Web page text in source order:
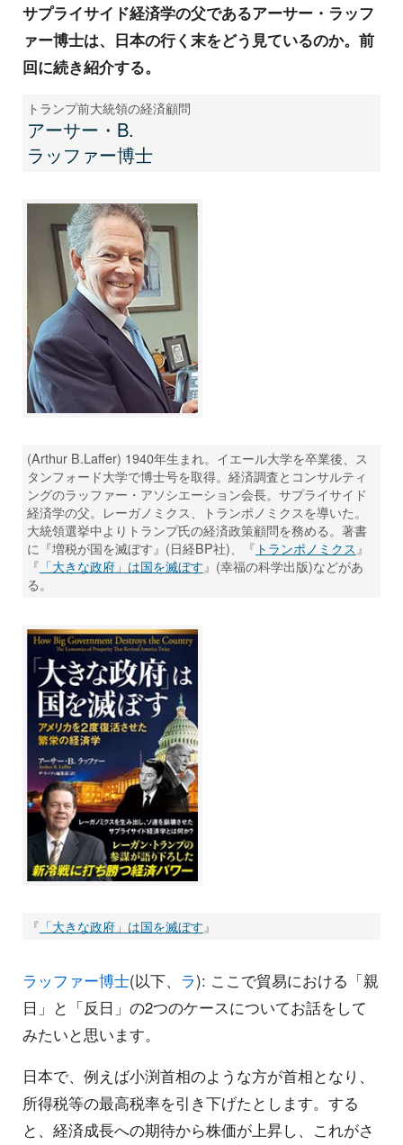
サプライサイド経済学の父であるアーサー・ラッフ
ァー博士は、日本の行く末をどう見ているのか。前
回に続き紹介する。
トランプ前大統領の経済顧問
アーサー・B.
ラッファー博士
(Arthur B.Laffer) 1940年生まれ。イエール大学を卒業後、ス
タンフォード大学で博士号を取得。経済調査とコンサルティ
ングのラッファー・アソシエーション会長。サプライサイド
経済学の父。レーガノミクス、トランポノミクスを導いた。
大統領選挙中よりトランプ氏の経済政策顧問を務める。著書
に『増税が国を滅ぼす』(日経BP社)、『 トランポノミクス』
『 「大きな政府」は国を滅ぼす』(幸福の科学出版)などがあ
る。
『 「大きな政府」は国を滅ぼす』
ラッファー博士(以下、 ラ): ここで貿易における「親
日」と「反日」の2つのケースについてお話をして
みたいと思います。
日本で、例えば小渕首相のような方が首相となり、
所得税等の最高税率を引き下げたとします。する
と、経済成長への期待から株価が上昇し、これがさ